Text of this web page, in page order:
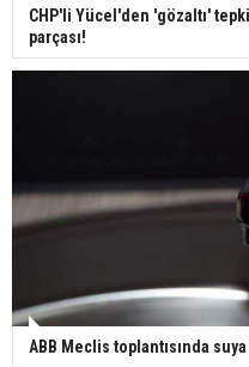
CHP'li Yücel'den 'gözaltı'
parçası!
ABB Meclis toplantısında